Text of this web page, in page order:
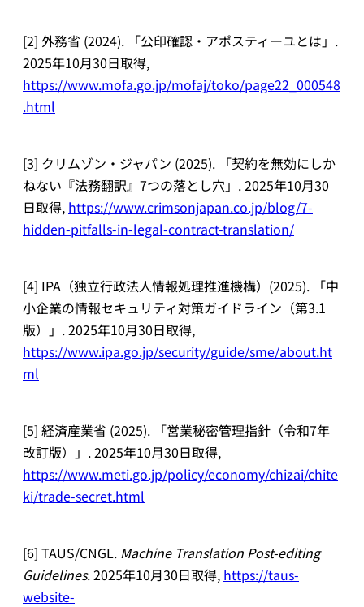
[2] 外務省 (2024). 「公印確認・アポスティーユとは」.
2025年10月30日取得,
https://www.mofa.go.jp/mofaj/toko/page22_000548
.html
[3] クリムゾン・ジャパン (2025). 「契約を無効にしか
ねない『法務翻訳』7つの落とし穴」. 2025年10月30
日取得, https://www.crimsonjapan.co.jp/blog/7-
hidden-pitfalls-in-legal-contract-translation/
[4] IPA（独立行政法人情報処理推進機構）(2025). 「中
小企業の情報セキュリティ対策ガイドライン（第3.1
版）」. 2025年10月30日取得,
https://www.ipa.go.jp/security/guide/sme/about.ht
ml
[5] 経済産業省 (2025). 「営業秘密管理指針（令和7年
改訂版）」. 2025年10月30日取得,
https://www.meti.go.jp/policy/economy/chizai/chite
ki/trade-secret.html
[6] TAUS/CNGL. Machine Translation Post-editing
Guidelines. 2025年10月30日取得, https://taus-
website-